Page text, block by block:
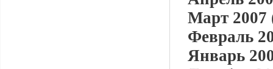
Март 2007
Февраль
Январь